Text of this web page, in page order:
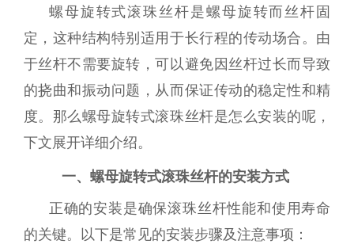
螺母旋转式滚珠丝杆是螺母旋转而丝杆固
定，这种结构特别适用于长行程的传动场合。由
于丝杆不需要旋转，可以避免因丝杆过长而导致
的挠曲和振动问题，从而保证传动的稳定性和精
度。那么螺母旋转式滚珠丝杆是怎么安装的呢，
下文展开详细介绍。
一、螺母旋转式滚珠丝杆的安装方式
正确的安装是确保滚珠丝杆性能和使用寿命
的关键。以下是常见的安装步骤及注意事项：